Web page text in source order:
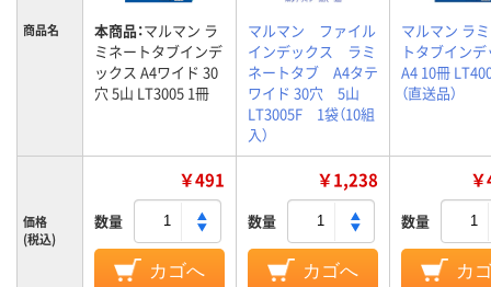
商品名 本商品：マルマン ラ
ミネートタブインデ
ックス A4ワイド 30
穴 5山 LT3005 1冊
マルマン ファイル
インデックス ラミ
ネートタブ A4タテ
ワイド 30穴 5山
LT3005F 1袋（10組
入）
マルマン ラ
トタブイン
A4 10冊
（直送品）
価格
(税込)
￥491
数量
カゴへ
￥1,238
数量
カゴへ
数量
カ